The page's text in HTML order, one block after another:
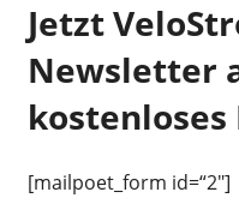
Jetzt
Newsletter
kostenloses
[mailpoet_form id=“2″]